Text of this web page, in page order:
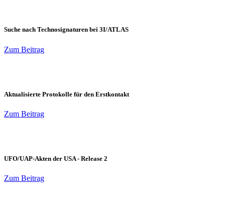
Suche nach Technosignaturen bei 3I/ATLAS
Zum Beitrag
Aktualisierte Protokolle für den Erstkontakt
Zum Beitrag
UFO/UAP-Akten der USA - Release 2
Zum Beitrag